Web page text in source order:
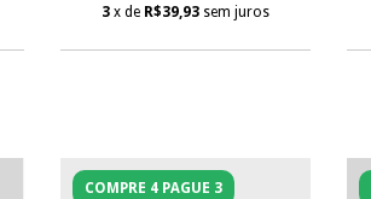
3 x de R$39,93 sem juros
COMPRE 4 PAGUE 3